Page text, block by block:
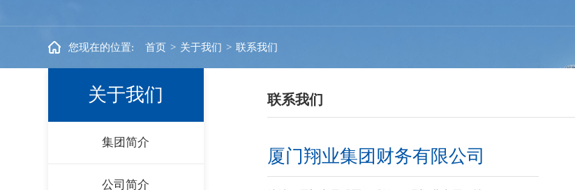
您现在的位置: 首页 > 关于我们 > 联系我们
关于我们
集团简介
公司简介
联系我们
厦门翔业集团财务有限公司